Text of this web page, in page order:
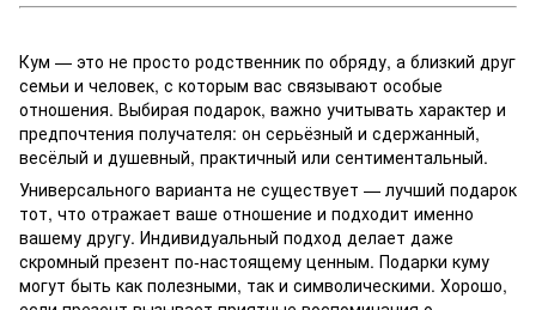
Кум — это не просто родственник по обряду, а близкий друг
семьи и человек, с которым вас связывают особые
отношения. Выбирая подарок, важно учитывать характер и
предпочтения получателя: он серьёзный и сдержанный,
весёлый и душевный, практичный или сентиментальный.
Универсального варианта не существует — лучший подарок
тот, что отражает ваше отношение и подходит именно
вашему другу. Индивидуальный подход делает даже
скромный презент по-настоящему ценным. Подарки куму
могут быть как полезными, так и символическими. Хорошо,